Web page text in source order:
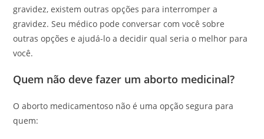
gravidez, existem outras opções para interromper a
gravidez. Seu médico pode conversar com você sobre
outras opções e ajudá-lo a decidir qual seria o melhor para
você.
Quem não deve fazer um aborto medicinal?
O aborto medicamentoso não é uma opção segura para
quem: